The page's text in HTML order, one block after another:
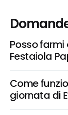
Posso farmi
Festaiola
Come
giornata di